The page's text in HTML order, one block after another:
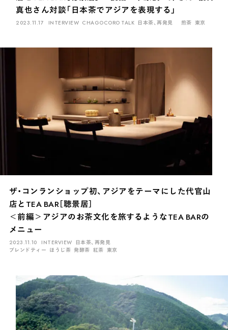
真也さん対談「日本茶でアジアを表現する」
2023.11.17 INTERVIEW CHAGOCORO TALK 日本茶、再発見 煎茶 東京
ザ・コンランショップ初、アジアをテーマにした代官山
店とTEA BAR［聴景居］
＜前編＞アジアのお茶文化を旅するようなTEA BARの
メニュー
2023.11.10 INTERVIEW 日本茶、再発見
ブレンドティー ほうじ茶 発酵茶 紅茶 東京